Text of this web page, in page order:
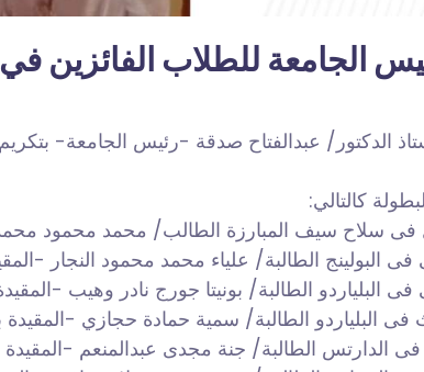
الجامعة للطلاب الفائزين
الدكتور/ عبدالفتاح صدقة -رئيس الجامعة-
كالتالي:
فى سلاح سيف المبارزة الطالب/ محمد محمود
فى البولينج الطالبة/ علياء محمد محمود النجار -
فى البلياردو الطالبة/ بونيتا جورج نادر وهيب -
فى البلياردو الطالبة/ سمية حمادة حجازي -المقيدة
فى الدارتس الطالبة/ جنة مجدى عبدالمنعم -المقيدة